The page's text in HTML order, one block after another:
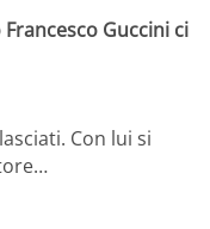
Guccini ci
Con lui si